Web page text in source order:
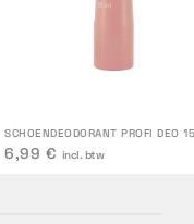
SCHOENDEODORANT PROFI DEO
6,99 € incl. btw